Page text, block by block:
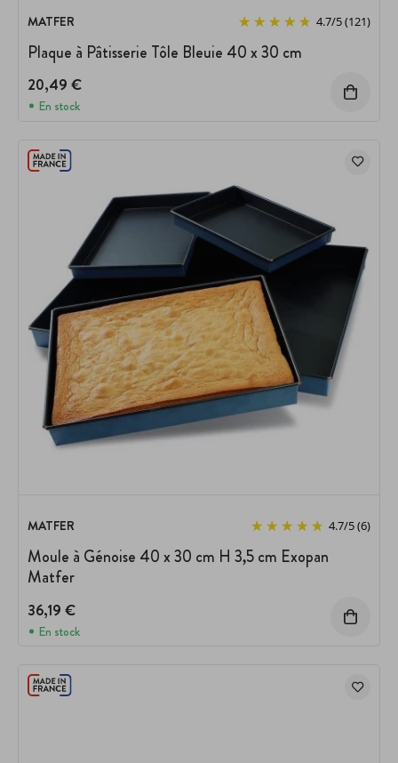
MATFER 4.7/5(121)
Plaque à Pâtisserie Tôle Bleuie 40 x 30 cm
20,49 €
En stock
MATFER 4.7/5(6)
Moule à Génoise 40 x 30 cm H 3,5 cm Exopan
Matfer
36,19 €
En stock